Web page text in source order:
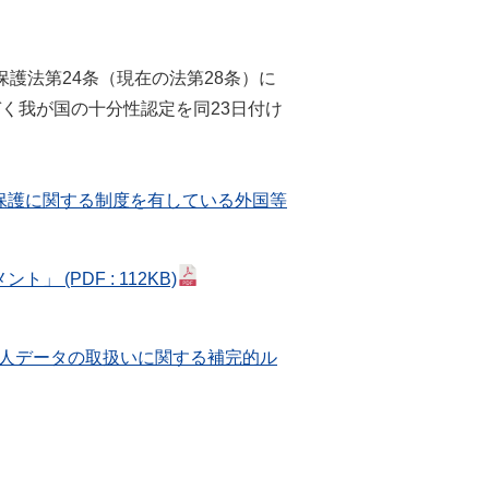
法第24条（現在の法第28条）に
我が国の十分性認定を同23日付け
に関する制度を有している外国等
ト」 (PDF : 112KB)
データの取扱いに関する補完的ル